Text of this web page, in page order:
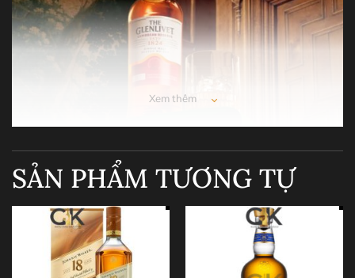
The Glenlivet 1824 Caribbean Reserve
Xem thêm
SẢN PHẨM TƯƠNG TỰ